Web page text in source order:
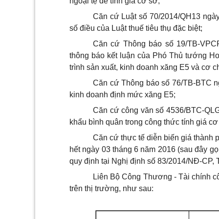
Căn cứ Luật số 70/2014/QH13
số điều của Luật thuế tiêu thụ đặc biệt;
Căn cứ Thông báo số 19/TB-
thông báo kết luận của Phó Thủ tướng
trình sản xuất, kinh doanh xăng E5 và cơ
Căn cứ Thông báo số 76/TB-BTC
kinh doanh định mức xăng E5;
Căn cứ công văn số 4536/BTC-
khẩu bình quân trong công thức tính giá
Căn cứ thực tế diễn biến giá thành
hết ngày 03 tháng 6 năm 2016 (sau đây
quy định tại Nghị định số 83/2014/NĐ-CP,
Liên Bộ Công Thương - Tài chính
trên thị trường, như sau: